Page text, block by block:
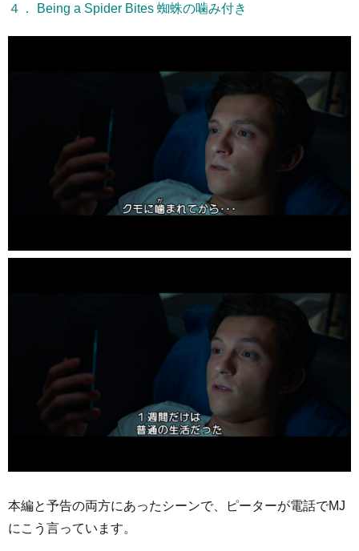
４． Being a Spider Bites 蜘蛛の噛み付き
本編と予告の両方にあったシーンで、ピーターが電話でMJ
にこう言っています。